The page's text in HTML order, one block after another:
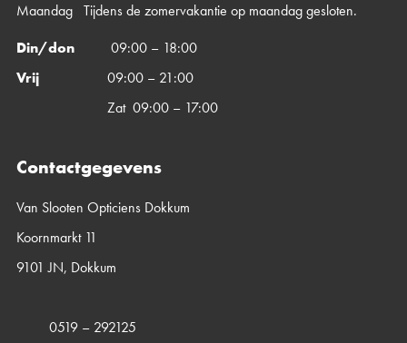
Maandag Tijdens de zomervakantie op maandag gesloten.
Din/don
09:00 – 18:00
Vrij
09:00 – 21:00
Zat 09:00 – 17:00
Contactgegevens
Van Slooten Opticiens Dokkum
Koornmarkt 11
9101 JN, Dokkum
0519 – 292125